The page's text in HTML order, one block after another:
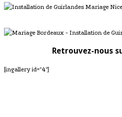
Retrouvez-nous
[ingallery id="4"]